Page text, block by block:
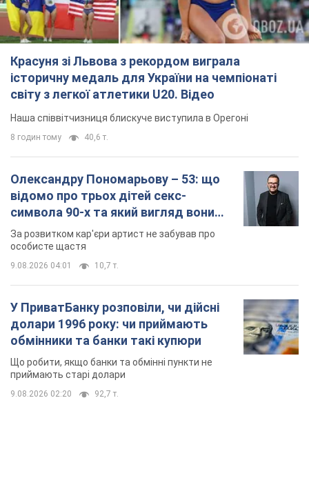
Красуня зі Львова з рекордом виграла
історичну медаль для України на чемпіонаті
світу з легкої атлетики U20. Відео
Наша співвітчизниця блискуче виступила в Орегоні
8 годин тому 40,6 т.
Олександру Пономарьову – 53: що
відомо про трьох дітей секс-
символа 90-х та який вигляд вони
мають
За розвитком кар'єри артист не забував про
особисте щастя
9.08.2026 04:01 10,7 т.
У ПриватБанку розповіли, чи дійсні
долари 1996 року: чи приймають
обмінники та банки такі купюри
Що робити, якщо банки та обмінні пункти не
приймають старі долари
9.08.2026 02:20 92,7 т.